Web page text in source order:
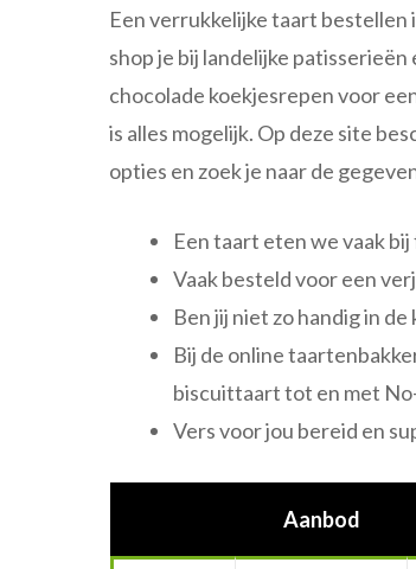
Een verrukkelijke taart bestellen
shop je bij landelijke
chocolade koekjesrepen voor
is alles mogelijk. Op deze site
opties en zoek je naar de
Een taart eten we vaak
Vaak besteld voor een
Ben jij niet zo handig in
Bij de online
biscuittaart tot en met
Vers voor jou bereid en
Aanbod